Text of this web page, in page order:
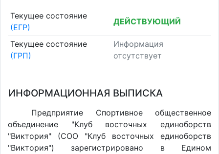
Текущее состояние
(ЕГР)
ДЕЙСТВУЮЩИЙ
Текущее состояние
(ГРП)
Информация
отсутствует
ИНФОРМАЦИОННАЯ ВЫПИСКА
Предприятие Спортивное общественное
объединение "Клуб восточных единоборств
"Виктория" (СОО "Клуб восточных единоборств
"Виктория") зарегистрировано в Едином